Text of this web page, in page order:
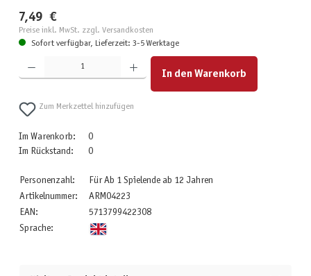
7,49 €
Preise inkl. MwSt. zzgl. Versandkosten
Sofort verfügbar, Lieferzeit: 3-5 Werktage
Produkt Anzahl: Gib den gewünschten Wert ein oder benutze die Schaltflächen um die Anzahl zu
In den Warenkorb
Zum Merkzettel hinzufügen
Im Warenkorb:
0
Im Rückstand:
0
Personenzahl:
Für Ab 1 Spielende ab 12 Jahren
Artikelnummer:
ARM04223
EAN:
5713799422308
Sprache: